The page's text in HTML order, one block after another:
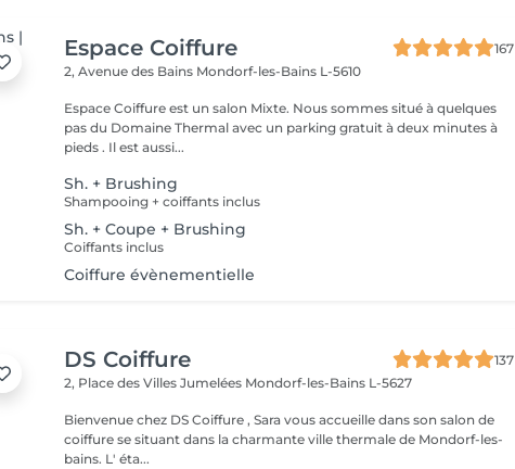
Espace Coiffure
167
2, Avenue des Bains Mondorf-les-Bains L-5610
Espace Coiffure est un salon Mixte. Nous sommes situé à quelques
pas du Domaine Thermal avec un parking gratuit à deux minutes à
pieds . Il est aussi...
Sh. + Brushing
Shampooing + coiffants inclus
Sh. + Coupe + Brushing
Coiffants inclus
Coiffure évènementielle
DS Coiffure
137
2, Place des Villes Jumelées Mondorf-les-Bains L-5627
Bienvenue chez DS Coiffure , Sara vous accueille dans son salon de
coiffure se situant dans la charmante ville thermale de Mondorf-les-
bains. L' éta...